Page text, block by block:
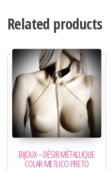
Related products
BIJOUX – DÉSIR MÉTALLIQUE
COLAR METLICO PRETO